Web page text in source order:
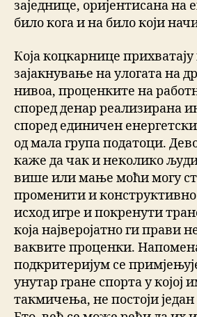
заједнице, оријентисана на
било кога и на било који
Која коцкарнице
зајакнување на улогата на
нивоа, проценките на
според денар реализирана
според единичен
од мала група податоци.
каже да чак и неколико
више или мање моћи могу
променити и
исход игре и покренути
која најверојатно ги прави
ваквите проценки.
подкритеријум се
унутар гране спорта у
такмичења, не постоји